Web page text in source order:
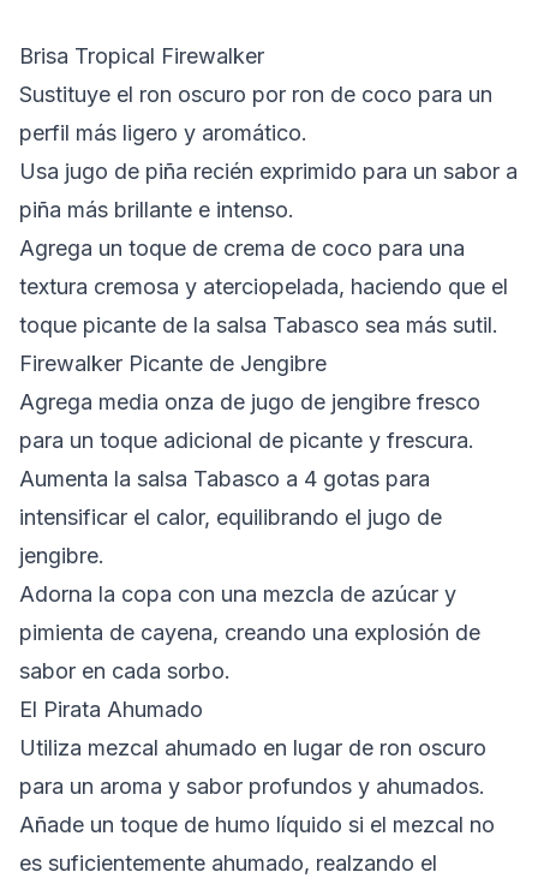
Brisa Tropical Firewalker
Sustituye el ron oscuro por ron de coco para un
perfil más ligero y aromático.
Usa jugo de piña recién exprimido para un sabor a
piña más brillante e intenso.
Agrega un toque de crema de coco para una
textura cremosa y aterciopelada, haciendo que el
toque picante de la salsa Tabasco sea más sutil.
Firewalker Picante de Jengibre
Agrega media onza de jugo de jengibre fresco
para un toque adicional de picante y frescura.
Aumenta la salsa Tabasco a 4 gotas para
intensificar el calor, equilibrando el jugo de
jengibre.
Adorna la copa con una mezcla de azúcar y
pimienta de cayena, creando una explosión de
sabor en cada sorbo.
El Pirata Ahumado
Utiliza mezcal ahumado en lugar de ron oscuro
para un aroma y sabor profundos y ahumados.
Añade un toque de humo líquido si el mezcal no
es suficientemente ahumado, realzando el